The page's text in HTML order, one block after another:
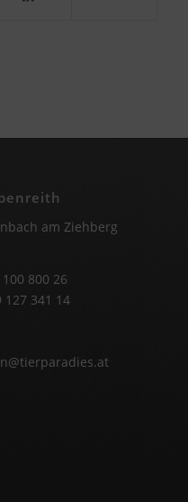
am Ziehberg
800 26
127 341 14